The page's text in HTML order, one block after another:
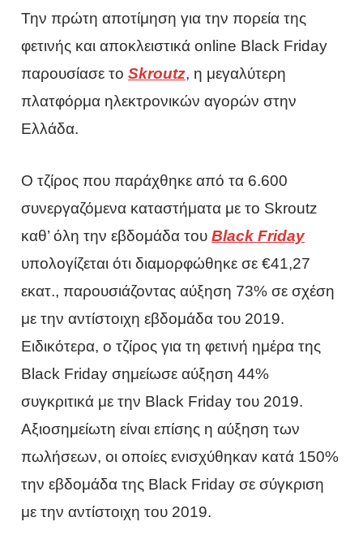
Την πρώτη αποτίμηση για την πορεία της
φετινής και αποκλειστικά online Black Friday
παρουσίασε τοSkroutz, η μεγαλύτερη
πλατφόρμα ηλεκτρονικών αγορών στην
Ελλάδα.
Ο τζίρος που παράχθηκε από τα 6.600
συνεργαζόμενα καταστήματα με το Skroutz
καθ’ όλη την εβδομάδα τουBlack Friday
υπολογίζεται ότι διαμορφώθηκε σε €41,27
εκατ., παρουσιάζοντας αύξηση 73% σε σχέση
με την αντίστοιχη εβδομάδα του 2019.
Ειδικότερα, ο τζίρος για τη φετινή ημέρα της
Black Friday σημείωσε αύξηση 44%
συγκριτικά με την Black Friday του 2019.
Αξιοσημείωτη είναι επίσης η αύξηση των
πωλήσεων, οι οποίες ενισχύθηκαν κατά 150%
την εβδομάδα της Black Friday σε σύγκριση
με την αντίστοιχη του 2019.